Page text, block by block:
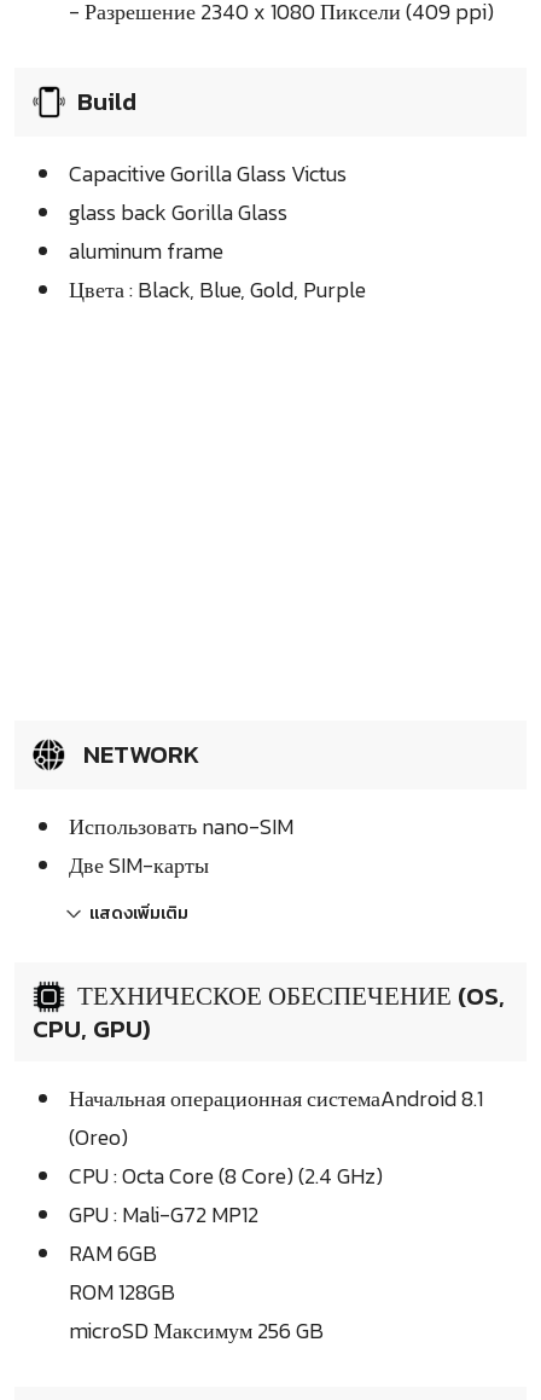
- Разрешение 2340 x 1080 Пиксели (409 ppi)
Build
Capacitive Gorilla Glass Victus
glass back Gorilla Glass
aluminum frame
Цвета : Black, Blue, Gold, Purple
NETWORK
Использовать nano-SIM
Две SIM-карты
แสดงเพิ่มเติม
ТЕХНИЧЕСКОЕ ОБЕСПЕЧЕНИЕ (OS,
CPU, GPU)
Начальная операционная системаAndroid 8.1
(Oreo)
CPU : Octa Core (8 Core) (2.4 GHz)
GPU : Mali-G72 MP12
RAM 6GB
ROM 128GB
microSD Максимум 256 GB